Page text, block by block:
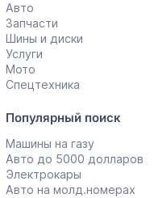
Авто
Запчасти
Шины и диски
Услуги
Мото
Спецтехника
Популярный поиск
Машины на газу
Авто до 5000 долларов
Электрокары
Авто на молд.номерах